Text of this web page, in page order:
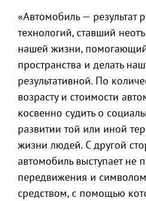
«Автомобиль — результат
технологий, ставший
нашей жизни,
пространства и делать
результативной. По
возрасту и стоимости
косвенно судить о
развитии той или иной
жизни людей. С другой
автомобиль выступает не
передвижения и
средством, с помощью